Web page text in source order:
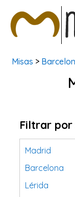
BUSCAR MISAS
Misas >
Filtrar por
Madrid
Barcelona
Lérida